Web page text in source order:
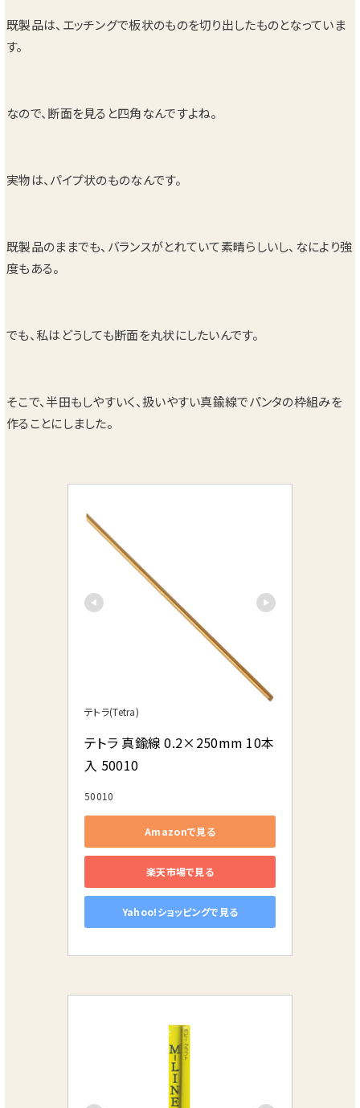
既製品は、エッチングで板状のものを切り出したものとなっていま
す。
なので、断面を見ると四角なんですよね。
実物は、パイプ状のものなんです。
既製品のままでも、バランスがとれていて素晴らしいし、なにより強
度もある。
でも、私はどうしても断面を丸状にしたいんです。
そこで、半田もしやすいく、扱いやすい真鍮線でパンタの枠組みを
作ることにしました。
テトラ(Tetra)
テトラ 真鍮線 0.2×250mm 10本
入 50010
50010
Amazonで見る
楽天市場で見る
Yahoo!ショッピングで見る